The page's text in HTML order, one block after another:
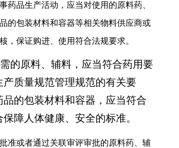
药品生产活动，应当对使用的原料药、
的包装材料和容器等相关物料供应商或
，保证购进、使用符合法规要求。
的原料、辅料，应当符合药用要
产质量规范管理规范的有关要
品的包装材料和容器，应当符合
障人体健康、安全的标准。
准或者通过关联审评审批的原料药、辅